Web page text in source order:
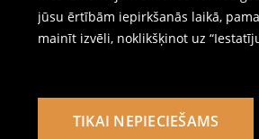
jūsu ērtībām iepirkšanās laikā,
mainīt izvēli, noklikšķinot uz
TIKAI NEPIECIEŠAMS